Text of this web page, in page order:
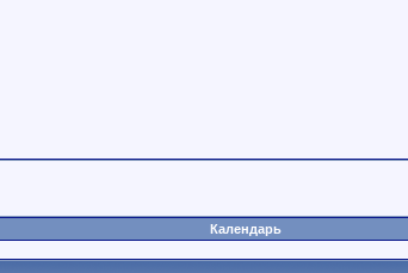
Календарь